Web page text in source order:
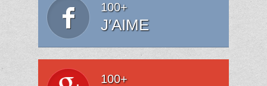
100+
J′AIME
100+